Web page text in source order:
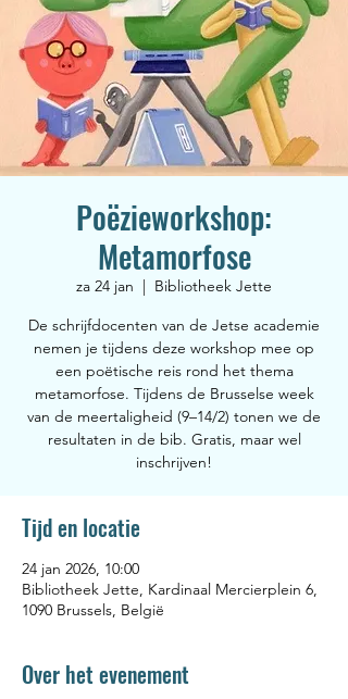
Poëzieworkshop:
Metamorfose
za 24 jan
  |
Bibliotheek Jette
De schrijfdocenten van de Jetse academie
nemen je tijdens deze workshop mee op
een poëtische reis rond het thema
metamorfose. Tijdens de Brusselse week
van de meertaligheid (9–14/2) tonen we de
resultaten in de bib. Gratis, maar wel
inschrijven!
Tijd en locatie
24 jan 2026, 10:00
Bibliotheek Jette, Kardinaal Mercierplein 6,
1090 Brussels, België
Over het evenement